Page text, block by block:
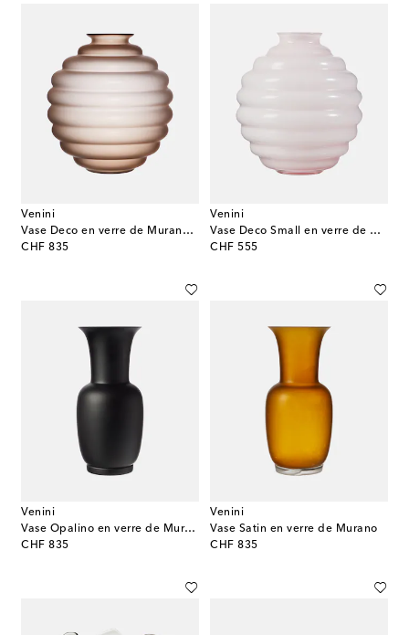
Venini
Vase Deco en verre de Murano par Napoleone Martinuzzi
CHF 835
original price
Venini
Vase Deco Small en verre de Murano par Napoleone Martinuzzi
CHF 555
original price
Venini
Vase Opalino en verre de Murano
CHF 835
original price
Venini
Vase Satin en verre de Murano
CHF 835
original price